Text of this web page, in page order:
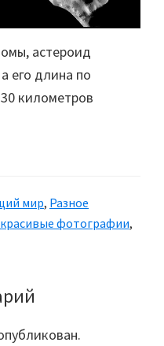
астероид
его длина по
километров
мир, Разное
красивые фотографии,